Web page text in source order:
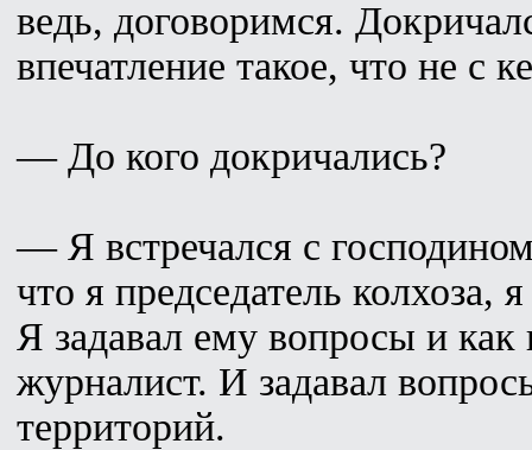
ведь, договоримся.
впечатление такое, что не с
— До кого докричались?
— Я встречался с
что я председатель
Я задавал ему вопросы и как
журналист. И задавал
территорий.